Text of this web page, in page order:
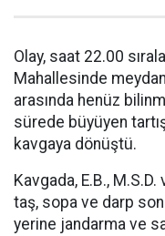
Olay, saat 22.00
Mahallesinde
arasında henüz
sürede büyüyen
kavgaya dönüştü.
Kavgada, E.B.,
taş, sopa ve darp
yerine jandarma ve